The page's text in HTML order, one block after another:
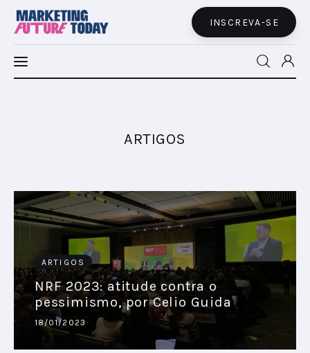
INSCREVA-SE
FUTURE BRAND LAB
EVENTOS
MARTECH
CONECTADES
PODCAST
ARTIGOS
ARTIGOS
NRF 2023: atitude contra o
pessimismo, por Celio Guida
18/01/2023